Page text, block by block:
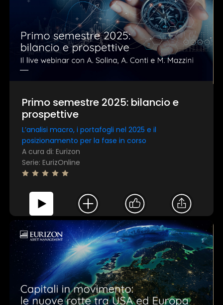
Primo semestre 2025: bilancio e
prospettive
L’analisi macro, i portafogli nel 2025 e il
posizionamento per la fase in corso
A cura di: Eurizon
Serie: EurizOnline